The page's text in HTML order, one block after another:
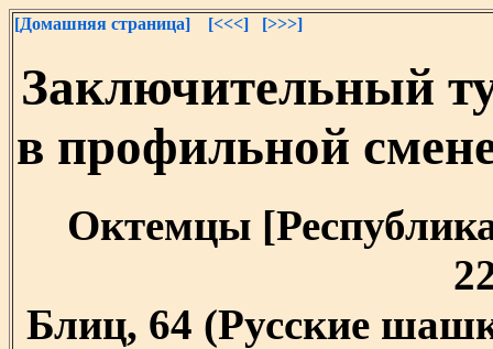
[Домашняя страница] [<<<] [>>>]
Заключительный
в профильной
Октемцы
Блиц, 64 (Русские